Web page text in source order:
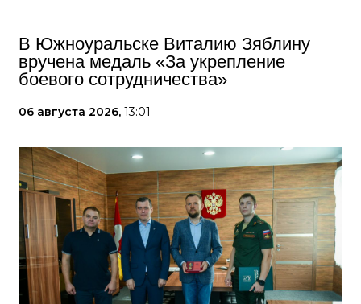
В Южноуральске Виталию Зяблину
вручена медаль «За укрепление
боевого сотрудничества»
06 августа 2026, 13:01